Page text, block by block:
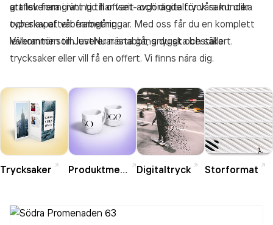
grafisk formgivning till offset- och digitaltryck samt olika
typer av efterbearbetningar. Med oss får du en komplett
leverantör som levererar snabbt, snyggt och säkert.
att leverera i rätt tid har varit avgörande för våra kunder
och skapat vår framgång.
Välkommen till JustNu nästa gång du ska beställa
trycksaker eller vill få en offert. Vi finns nära dig.
Trycksaker Produktmedia Digitaltryck Storformat